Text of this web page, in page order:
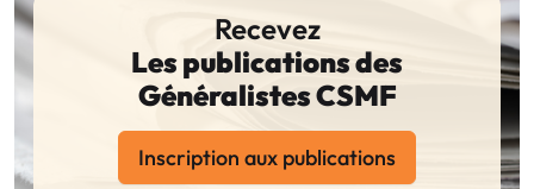
Recevez
Les publications des
Généralistes CSMF
Inscription aux publications